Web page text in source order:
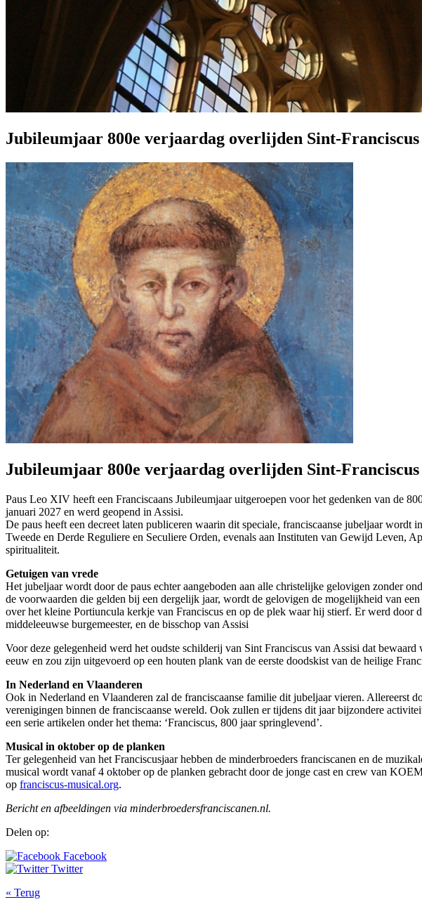
Jubileumjaar 800e verjaardag overlijden Sint-Franciscus
Jubileumjaar 800e verjaardag overlijden Sint-Franciscus
Paus Leo XIV heeft een Franciscaans Jubileumjaar uitgeroepen voor het gedenken van de
januari 2027 en werd geopend in Assisi.
De paus heeft een decreet laten publiceren waarin dit speciale, franciscaanse jubeljaar
Tweede en Derde Reguliere en Seculiere Orden, evenals aan Instituten van Gewijd Leven,
spiritualiteit.
Getuigen van vrede
Het jubeljaar wordt door de paus echter aangeboden aan alle christelijke gelovigen zonder
de voorwaarden die gelden bij een dergelijk jaar, wordt de gelovigen de mogelijkheid van
over het kleine Portiuncula kerkje van Franciscus en op de plek waar hij stierf. Er werd door
middeleeuwse burgemeester, en de bisschop van Assisi
Voor deze gelegenheid werd het oudste schilderij van Sint Franciscus van Assisi dat
eeuw en zou zijn uitgevoerd op een houten plank van de eerste doodskist van de heilige
In Nederland en Vlaanderen
Ook in Nederland en Vlaanderen zal de franciscaanse familie dit jubeljaar vieren. Allereerst
verenigingen binnen de franciscaanse wereld. Ook zullen er tijdens dit jaar bijzondere
een serie artikelen onder het thema: ‘Franciscus, 800 jaar springlevend’.
Musical in oktober op de planken
Ter gelegenheid van het Franciscusjaar hebben de minderbroeders franciscanen en de
musical wordt vanaf 4 oktober op de planken gebracht door de jonge cast en crew van
op franciscus-musical.org.
Bericht en afbeeldingen via minderbroedersfranciscanen.nl.
Delen op:
Facebook
Twitter
« Terug